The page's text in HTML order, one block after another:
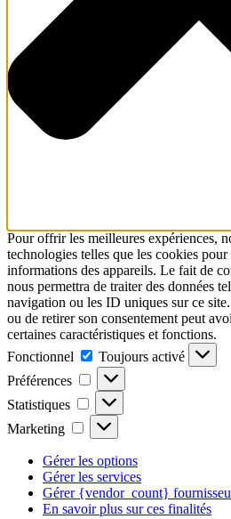
Pour offrir les meilleures expériences,
technologies telles que les cookies
informations des appareils. Le fait de
nous permettra de traiter des données
navigation ou les ID uniques sur ce
ou de retirer son consentement peut
certaines caractéristiques et fonctions.
Fonctionnel
Fonctionnel
Toujours activé
Préférences
Préférences
Statistiques Statistiques
Marketing Marketing
Gérer les options
Gérer les services
Gérer {vendor_count}
En savoir plus sur ces finalités